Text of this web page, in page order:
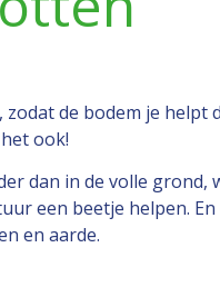
de bodem je helpt
ook!
dan in de volle grond,
een beetje helpen.
en aarde.